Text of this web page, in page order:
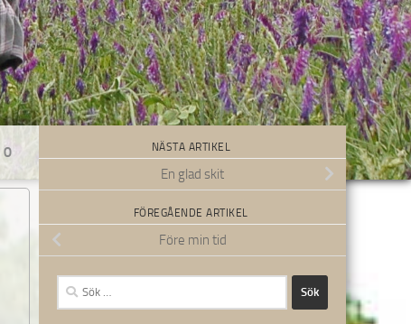
0 NÄSTA ARTIKEL
En glad skit
FÖREGÅENDE ARTIKEL
Före min tid
Sök
efter: